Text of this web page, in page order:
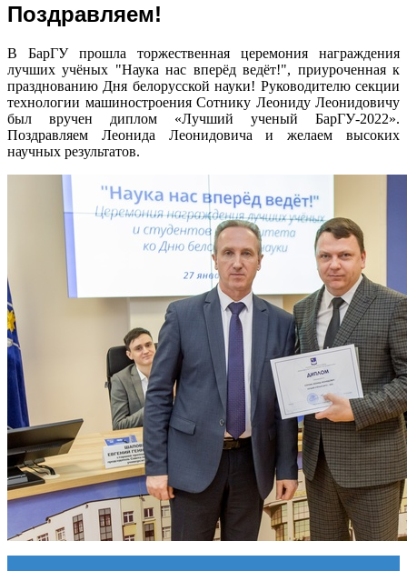
Поздравляем!
В БарГУ прошла торжественная церемония награждения
лучших учёных "Наука нас вперёд ведёт!", приуроченная к
празднованию Дня белорусской науки! Руководителю секции
технологии машиностроения Сотнику Леониду Леонидовичу
был вручен диплом «Лучший ученый БарГУ-2022».
Поздравляем Леонида Леонидовича и желаем высоких
научных результатов.